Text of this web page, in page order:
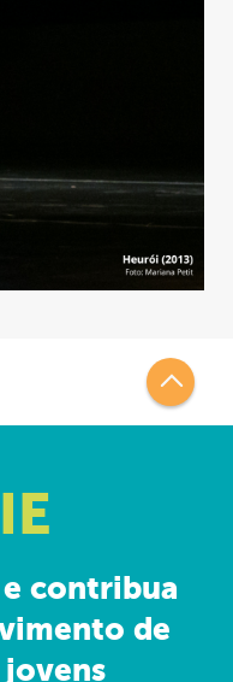
contribua
de
jovens